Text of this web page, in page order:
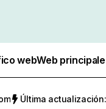
webWeb
Última